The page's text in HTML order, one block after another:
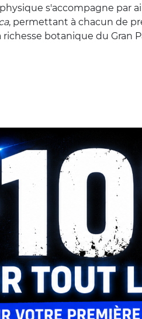
s'accompagne par
, permettant à chacun de
richesse botanique du Gran